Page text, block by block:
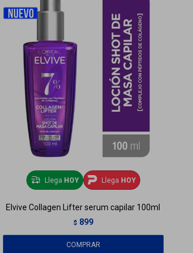
Llega HOY Llega HOY
Elvive Collagen Lifter serum capilar 100ml
$ 899